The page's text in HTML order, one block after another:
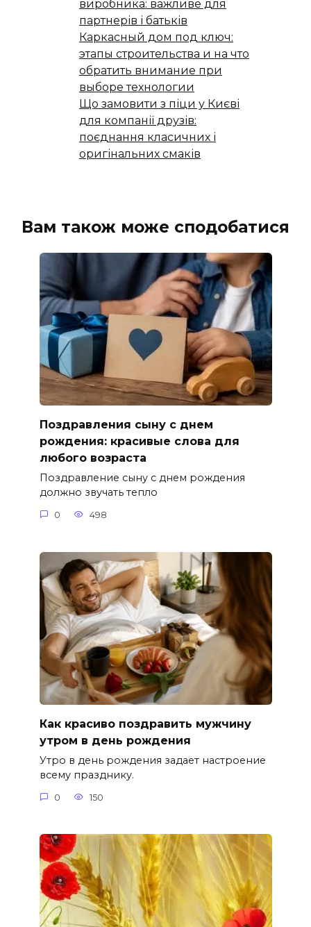
виробника: важливе для
партнерів і батьків
Каркасный дом под ключ:
этапы строительства и на что
обратить внимание при
выборе технологии
Що замовити з піци у Києві
для компанії друзів:
поєднання класичних і
оригінальних смаків
Вам також може сподобатися
Поздравления сыну с днем
рождения: красивые слова для
любого возраста
Поздравление сыну с днем рождения
должно звучать тепло
0 498
Как красиво поздравить мужчину
утром в день рождения
Утро в день рождения задает настроение
всему празднику.
0 150